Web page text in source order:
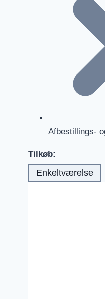
Afbestillings-
Tilkøb:
Enkeltværelse